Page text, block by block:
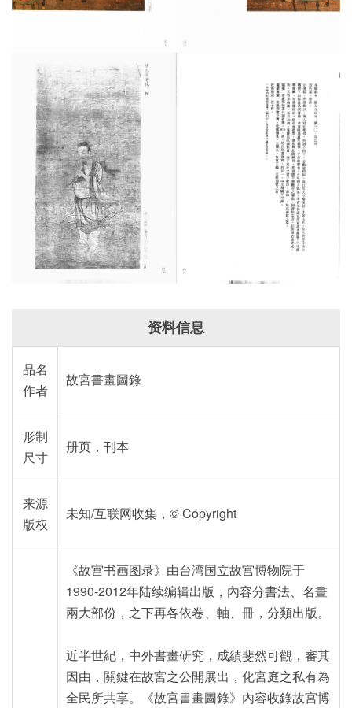
资料信息
品名
作者
故宮書畫圖錄
形制
尺寸
册页，刊本
来源
版权
未知/互联网收集，© Copyright
《故宫书画图录》由台湾国立故宫博物院于
1990-2012年陆续编辑出版，內容分書法、名畫
兩大部份，之下再各依卷、軸、冊，分類出版。
近半世紀，中外書畫研究，成績斐然可觀，審其
因由，關鍵在故宮之公開展出，化宮庭之私有為
全民所共享。《故宮書畫圖錄》內容收錄故宮博